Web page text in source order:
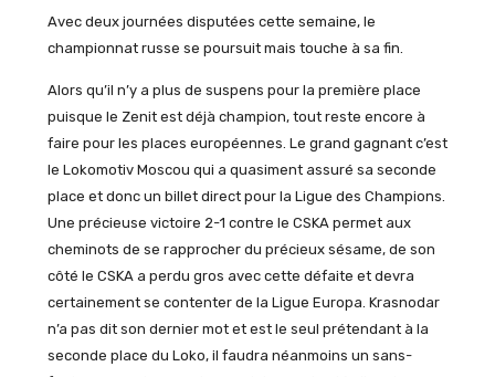
Avec deux journées disputées cette semaine, le
championnat russe se poursuit mais touche à sa fin.
Alors qu’il n’y a plus de suspens pour la première place
puisque le Zenit est déjà champion, tout reste encore à
faire pour les places européennes. Le grand gagnant c’est
le Lokomotiv Moscou qui a quasiment assuré sa seconde
place et donc un billet direct pour la Ligue des Champions.
Une précieuse victoire 2-1 contre le CSKA permet aux
cheminots de se rapprocher du précieux sésame, de son
côté le CSKA a perdu gros avec cette défaite et devra
certainement se contenter de la Ligue Europa. Krasnodar
n’a pas dit son dernier mot et est le seul prétendant à la
seconde place du Loko, il faudra néanmoins un sans-